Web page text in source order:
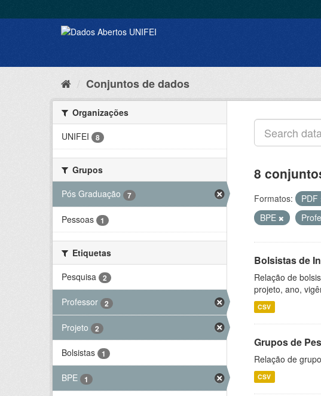
Conjuntos de dados
Organizações
UNIFEI
8
Grupos
Pós Graduação
7
Pessoas 1
Etiquetas
Pesquisa
2
Professor 2
Projeto 2
Bolsistas 1
BPE 1
8
Formatos: PDF
BPE
Bolsistas de
Relação de
projeto, ano,
CSV
Grupos de
Relação de
CSV